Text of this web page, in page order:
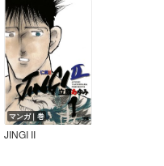
マンガ｜巻
JINGI II